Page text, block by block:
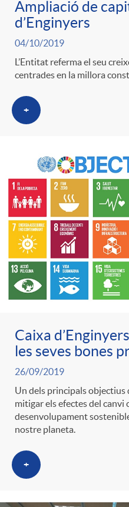
Ampliació de
d’Enginyers
04/10/2019
L’Entitat referma el seu
centrades en la millora
+
Caixa
les seves bones
26/09/2019
Un dels principals objectius
mitigar els efectes del canvi
desenvolupament
nostre planeta.
+